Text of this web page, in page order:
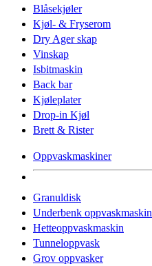
Blåsekjøler
Kjøl- & Fryserom
Dry Ager skap
Vinskap
Isbitmaskin
Back bar
Kjøleplater
Drop-in Kjøl
Brett & Rister
Oppvaskmaskiner
Granuldisk
Underbenk oppvaskmaskin
Hetteoppvaskmaskin
Tunneloppvask
Grov oppvasker